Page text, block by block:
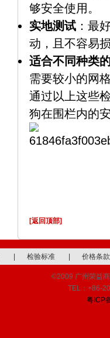
够安全使用。
实地测试 ：最
动，且不容易
适合不同种类
需要较小的网
通过以上这些
狗在围栏内的
[返回顶部]
检验标准 价格条款
©2009 广州荣益
TEL：+86-
粤ICP